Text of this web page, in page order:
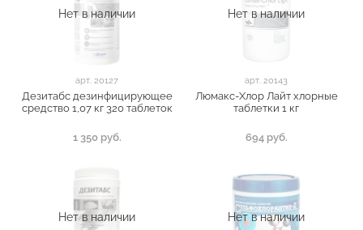
Нет в наличии
арт. 20127
Дезитабс дезинфицирующее
средство 1,07 кг 320 таблеток
1 350 руб.
Нет в наличии
арт. 20143
Люмакс-Хлор Лайт хлорные
таблетки 1 кг
694 руб.
Нет в наличии Нет в наличии